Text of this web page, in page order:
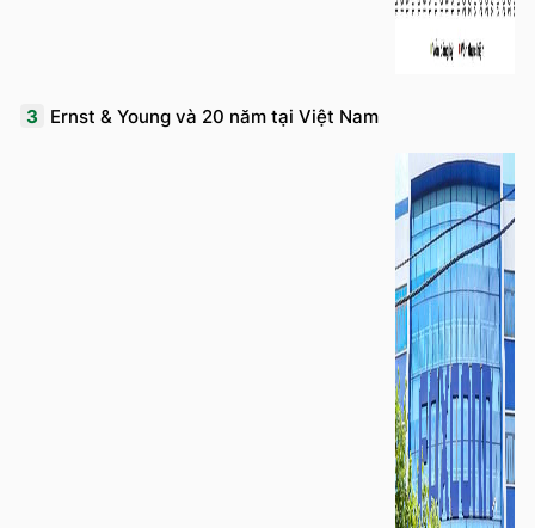
3 Ernst & Young và 20 năm tại Việt Nam